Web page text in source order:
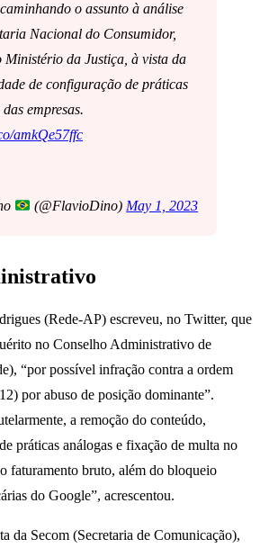
o assunto à análise
Nacional do Consumidor,
Ministério da Justiça, à vista da
de configuração de práticas
empresas.
amkQe57ffc
(@FlavioDino)May 1, 2023
(Rede-AP) escreveu, no Twitter, que
no Conselho Administrativo de
“por possível infração contra a ordem
por abuso de posição dominante”.
a remoção do conteúdo,
práticas análogas e fixação de multa no
faturamento bruto, além do bloqueio
do Google”, acrescentou.
da Secom (Secretaria de Comunicação),